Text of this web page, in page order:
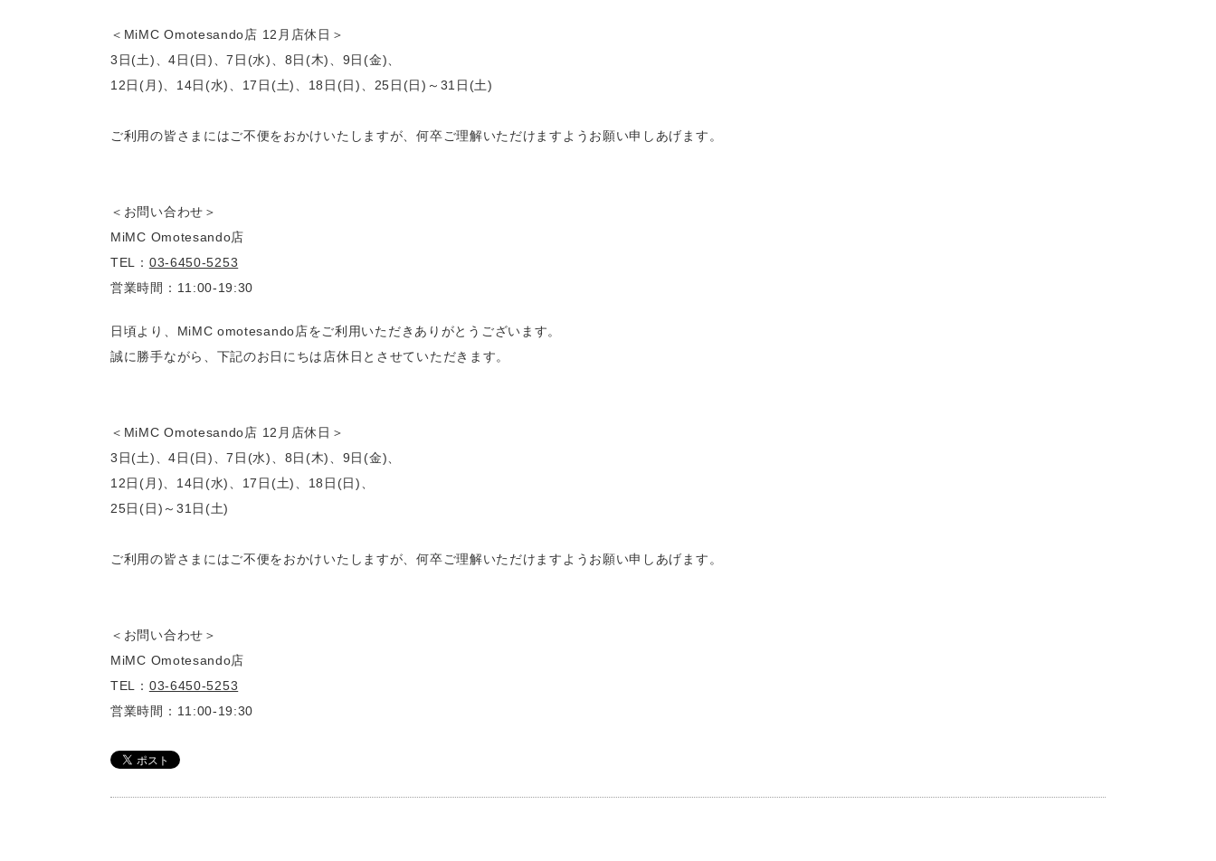
＜MiMC Omotesando店 12月店休日＞
3日(土)、4日(日)、7日(水)、8日(木)、9日(金)、
12日(月)、14日(水)、17日(土)、18日(日)、25日(日)～31日(土)
ご利用の皆さまにはご不便をおかけいたしますが、何卒ご理解いただけますようお願い申しあげます。
＜お問い合わせ＞
MiMC Omotesando店
TEL： 03-6450-5253
営業時間：11:00-19:30
日頃より、MiMC omotesando店をご利用いただきありがとうございます。
誠に勝手ながら、下記のお日にちは店休日とさせていただきます。
＜MiMC Omotesando店 12月店休日＞
3日(土)、4日(日)、7日(水)、8日(木)、9日(金)、
12日(月)、14日(水)、17日(土)、18日(日)、
25日(日)～31日(土)
ご利用の皆さまにはご不便をおかけいたしますが、何卒ご理解いただけますようお願い申しあげます。
＜お問い合わせ＞
MiMC Omotesando店
TEL： 03-6450-5253
営業時間：11:00-19:30